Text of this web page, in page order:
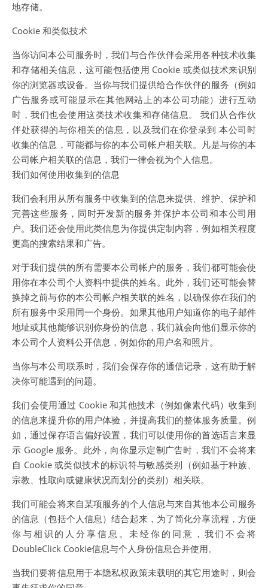
地存储。
Cookie 和类似技术
当你访问本公司服务时，我们与合作伙伴会采用各种技术收集
和存储相关信息，这可能包括使用 Cookie 或类似技术来识别
你的浏览器或设备。当你与我们提供给合作伙伴的服务（例如
广告服务或可能显示在其他网站上的本公司功能）进行互动
时，我们也会使用这类技术收集和存储信息。 我们从合作伙
伴处获得的与你相关的信息，以及我们在你登录到 本公司时
收集的信息，可能都与你的本公司帐户相关联。凡是与你的本
公司帐户相关联的信息，我们一律会视为个人信息。
我们如何使用收集到的信息
我们会利用从所有服务中收集到的信息来提供、维护、保护和
完善这些服务，同时开发新的服务并保护本公司和本公司用
户。我们还会使用此类信息为你提供定制内容，例如相关程度
更高的搜索结果和广告。
对于我们提供的所有需要本公司帐户的服务，我们都可能会使
用你在本公司个人资料中提供的姓名。此外，我们还可能会替
换掉之前与你的本公司帐户相关联的姓名，以确保你在我们的
所有服务中采用同一个身份。如果其他用户知道你的电子邮件
地址或其他能够识别你身份的信息，我们就会向他们显示你的
本公司个人资料公开信息，例如你的用户名和照片。
当你与本公司联系时，我们会保存你的通信记录，这有助于解
决你可能遇到的问题。
我们会使用通过 Cookie 和其他技术（例如像素代码）收集到
的信息来提升你的用户体验，并提高我们的整体服务质量。例
如，通过保存语言偏好设置，我们可以使用你的首选语言来显
示 Google 服务。此外，向你显示定制广告时，我们不会将来
自 Cookie 或类似技术的标识符与敏感类别（例如基于种族、
宗教、性取向或健康状况而划分的类别）相关联。
我们可能会将来自某项服务的个人信息与来自其他本公司服务
的信息（包括个人信息）结合起来，为了简化分享流程，方便
你与相识的人分享信息。未经你的同意，我们不会将
DoubleClick Cookie信息与个人身份信息合并使用。
当我们要将信息用于本隐私权政策未载明的其它用途时，则会